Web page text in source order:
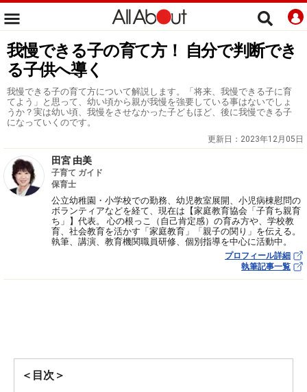
我慢できる子の育て方！ 自分で判断でき
る子供へ導く
我慢できる子の育て方について解説します。「将来、我慢できる子に育
てよう」と思って、幼い頃から親が我慢を強要している事はないでしょ
うか？実は幼い頃、我慢をさせなかった子どもほど、後に我慢できる子
になっていくのです。
更新日： 2023年12月05日
田宮 由美
子育て ガイド
保育士
公立幼稚園・小学校での勤務、幼児教室展開、小児病棟慰問の
ボランティアなどを経て、現在は【家庭教育協会「子育ち親育
ち」】代表。 心の根っこ（自己肯定感）の育み方や、学校教
育、社会教育を活かす「家庭教育」「親子の関り」を伝える。
執筆、講演、教育機関職員研修、個別指導を中心に活動中。
プロフィール詳細
執筆記事一覧
＜目次＞